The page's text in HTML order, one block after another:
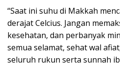
“Saat ini suhu di Makkah
derajat Celcius. Jangan
kesehatan, dan perbanyak
semua selamat, sehat wal
seluruh rukun serta sunnah